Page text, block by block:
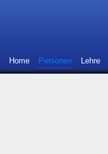
Home Personen Lehre